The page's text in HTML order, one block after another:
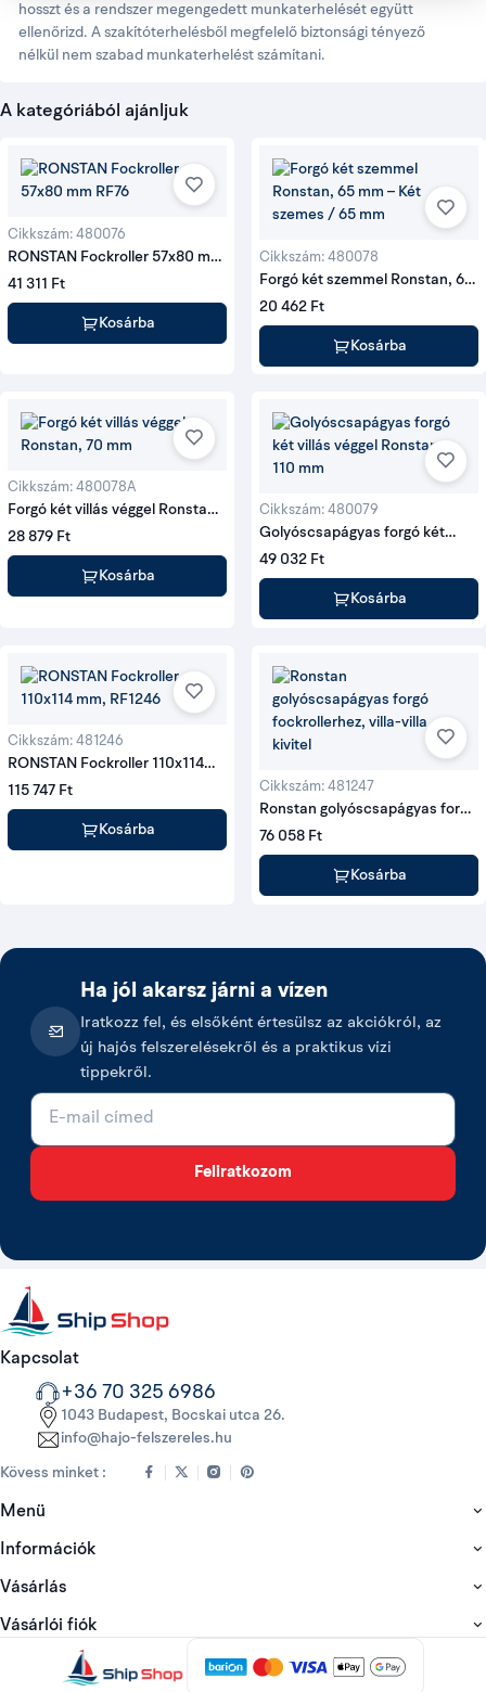
hosszt és a rendszer megengedett munkaterhelését együtt
ellenőrizd. A szakítóterhelésből megfelelő biztonsági tényező
nélkül nem szabad munkaterhelést számítani.
A kategóriából ajánljuk
Cikkszám: 480076
RONSTAN Fockroller 57x80 mm
RF76
41 311 Ft
Kosárba
Cikkszám: 480078
Forgó két szemmel Ronstan, 65
mm
20 462 Ft
Kosárba
Cikkszám: 480078A
Forgó két villás véggel Ronstan,
70 mm
28 879 Ft
Kosárba
Cikkszám: 480079
Golyóscsapágyas forgó két
villás véggel Ronstan, 110 mm
49 032 Ft
Kosárba
Cikkszám: 481246
RONSTAN Fockroller 110x114
mm, RF1246
115 747 Ft
Kosárba
Cikkszám: 481247
Ronstan golyóscsapágyas forgó
fockrollerhez, villa-villa kivitel
76 058 Ft
Kosárba
Ha jól akarsz járni a vízen
Iratkozz fel, és elsőként értesülsz az akciókról, az
új hajós felszerelésekről és a praktikus vízi
tippekről.
E-mail cím
Feliratkozom
Kapcsolat
+36 70 325 6986
1043 Budapest, Bocskai utca 26.
info@hajo-felszereles.hu
Kövess minket :
Menü
Információk
Vásárlás
Vásárlói fiók